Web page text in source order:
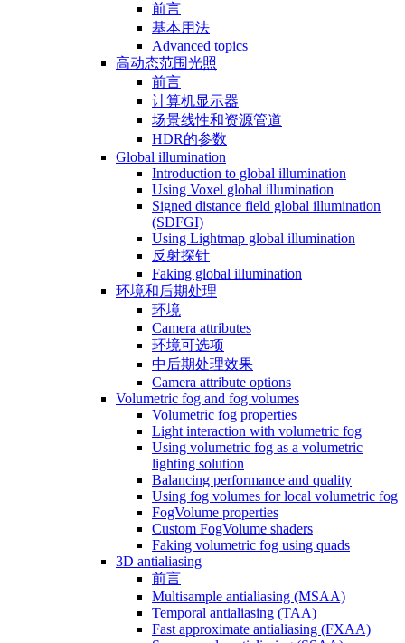
前言
基本用法
Advanced topics
高动态范围光照
前言
计算机显示器
场景线性和资源管道
HDR的参数
Global illumination
Introduction to global illumination
Using Voxel global illumination
Signed distance field global illumination
(SDFGI)
Using Lightmap global illumination
反射探针
Faking global illumination
环境和后期处理
环境
Camera attributes
环境可选项
中后期处理效果
Camera attribute options
Volumetric fog and fog volumes
Volumetric fog properties
Light interaction with volumetric fog
Using volumetric fog as a volumetric
lighting solution
Balancing performance and quality
Using fog volumes for local volumetric fog
FogVolume properties
Custom FogVolume shaders
Faking volumetric fog using quads
3D antialiasing
前言
Multisample antialiasing (MSAA)
Temporal antialiasing (TAA)
Fast approximate antialiasing (FXAA)